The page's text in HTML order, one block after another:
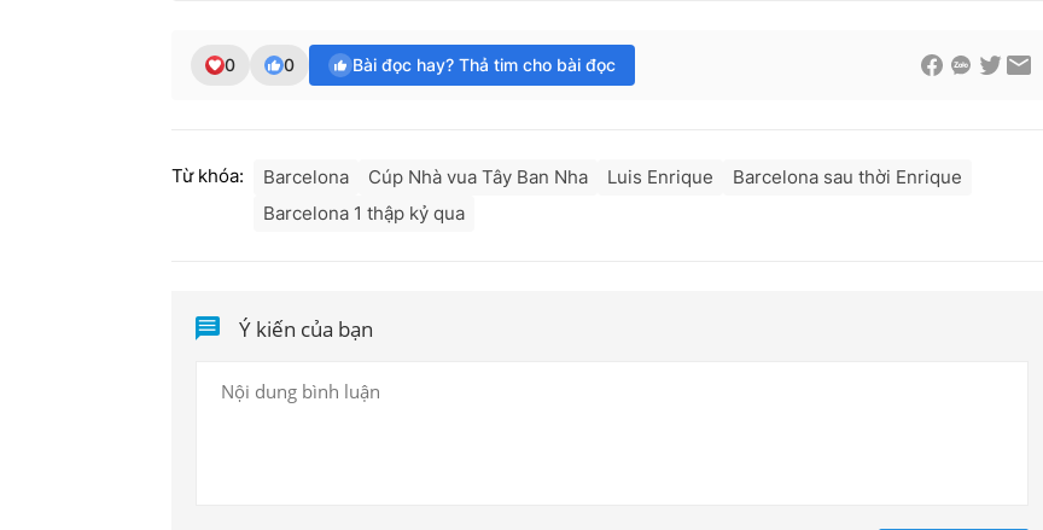
0 0 Bài đọc hay? Thả tim cho bài đọc
Từ khóa: Barcelona Cúp Nhà vua Tây Ban Nha Luis Enrique
Barcelona sau thời Enrique
Barcelona 1 thập kỷ qua
Ý kiến của bạn